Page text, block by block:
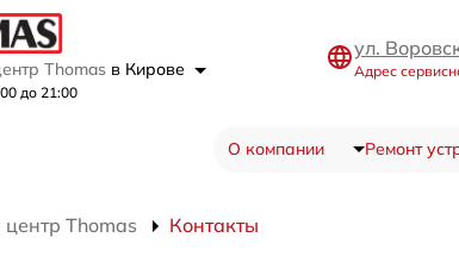
Thomas в Кирове
до 21:00
ул.
Адрес
О компании Ремонт
Thomas Контакты